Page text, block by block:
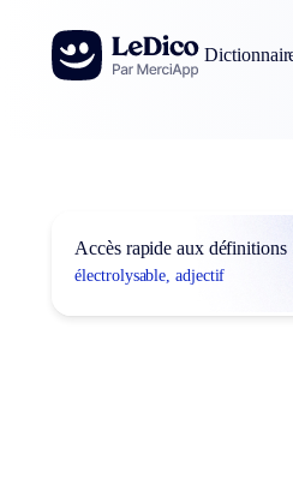
Aller au contenu
Accès rapide aux définitions
électrolysable, adjectif